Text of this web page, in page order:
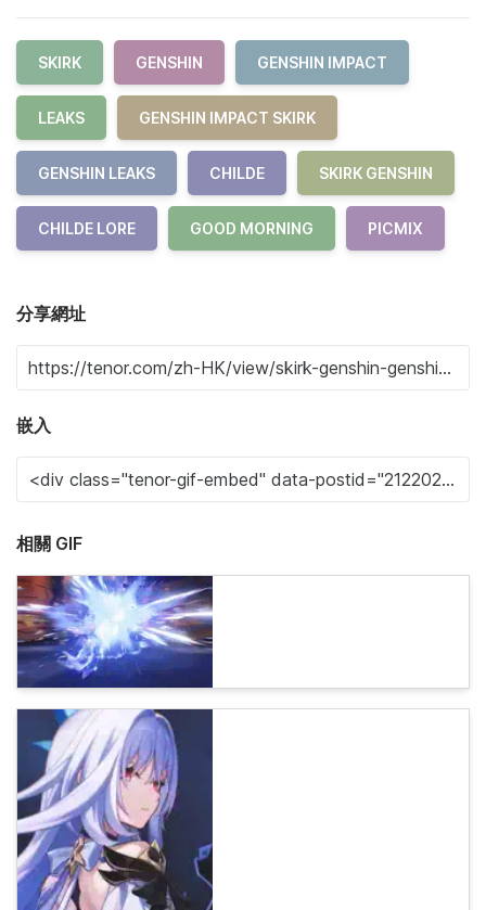
SKIRK GENSHIN GENSHIN IMPACT
LEAKS GENSHIN IMPACT SKIRK
GENSHIN LEAKS CHILDE SKIRK GENSHIN
CHILDE LORE GOOD MORNING PICMIX
分享網址
嵌入
相關 GIF